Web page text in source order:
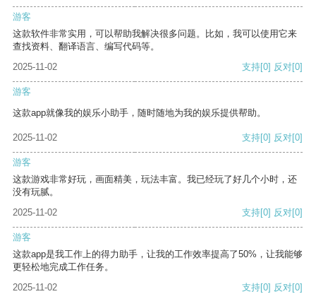
游客
这款软件非常实用，可以帮助我解决很多问题。比如，我可以使用它来
查找资料、翻译语言、编写代码等。
2025-11-02
支持[0] 反对[0]
游客
这款app就像我的娱乐小助手，随时随地为我的娱乐提供帮助。
2025-11-02 支持[0] 反对[0]
游客
这款游戏非常好玩，画面精美，玩法丰富。我已经玩了好几个小时，还
没有玩腻。
2025-11-02
支持[0] 反对[0]
游客
这款app是我工作上的得力助手，让我的工作效率提高了50%，让我能够
更轻松地完成工作任务。
2025-11-02
支持[0] 反对[0]